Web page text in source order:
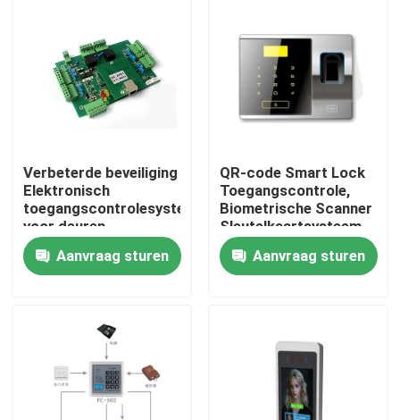
Over ons
Kwaliteitscontrole
Contacteer ons
Vraag een offerte aan
Verbeterde beveiliging
Elektronisch
toegangscontrolesysteem
voor deuren
Gezichtsscanner
Aanvraag sturen
QR-code Smart Lock
Toegangscontrole,
Biometrische Scanner
Sleutelkaartsysteem
Aanvraag sturen